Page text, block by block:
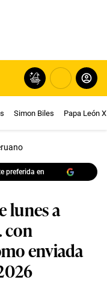
Simon Biles Papa León
preferida en
lunes a
con
enviada